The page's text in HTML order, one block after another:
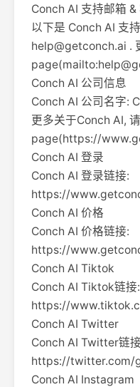
Conch AI 支持邮箱
以下是 Conch AI 支
help@getconch.ai .
page(mailto:
Conch AI 公司信息
Conch AI 公司名字:
更多关于Conch AI,
page(https://
Conch AI 登录
Conch AI 登录链接:
https://
Conch AI 价格
Conch AI 价格链接:
https://
Conch AI Tiktok
Conch AI Tiktok链接:
https://
Conch AI Twitter
Conch AI Twitter链
https://twitter.com/
Conch AI Instagram